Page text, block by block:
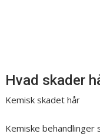
Hvad skader
Kemisk skadet hår
Kemiske behandlinger